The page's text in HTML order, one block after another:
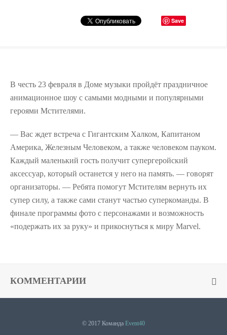
Save
В честь 23 февраля в Доме музыки пройдёт праздничное
анимационное шоу с самыми модными и популярными
героями Мстителями.
— Вас ждет встреча с Гигантским Халком, Капитаном
Америка, Железным Человеком, а также человеком пауком.
Каждый маленький гость получит супергеройский
аксессуар, который останется у него на память. — говорят
организаторы. — Ребята помогут Мстителям вернуть их
супер силу, а также сами станут частью суперкоманды. В
финале программы фото с персонажами и возможность
«подержать их за руку» и прикоснуться к миру Marvel.
КОММЕНТАРИИ
© 2017 Команда Event40